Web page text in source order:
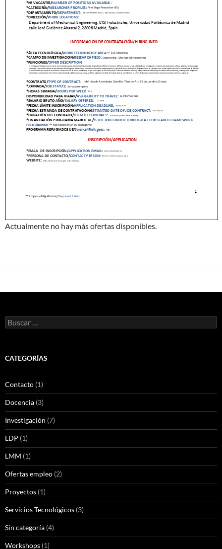
Actualmente no hay más ofertas disponibles.
Buscar:
CATEGORÍAS
Contacto (1)
Docencia (3)
Investigación (7)
LDP (1)
LMM (1)
Ofertas empleo (2)
Proyectos (1)
Servicios Tecnológicos (3)
Sin categoría (4)
Workshops (1)